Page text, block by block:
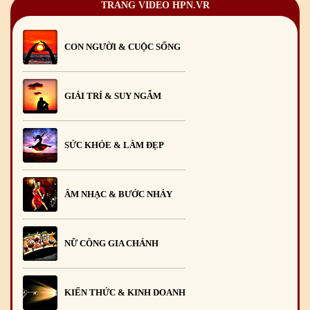
TRANG VIDEO HPN.VR
CON NGƯỜI & CUỘC SỐNG
GIẢI TRÍ & SUY NGẪM
SỨC KHỎE & LÀM ĐẸP
ÂM NHẠC & BƯỚC NHẢY
NỮ CÔNG GIA CHÁNH
KIẾN THỨC & KINH DOANH